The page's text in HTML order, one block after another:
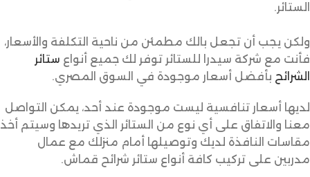
الستائر.
ولكن يجب أن تجعل بالك مطمئن من ناحية التكلفة والأسعار،
فأنت مع شركة سيدرا للستائر توفر لك جميع أنواع ستائر
الشرائح بأفضل أسعار موجودة في السوق المصري.
لديها أسعار تنافسية ليست موجودة عند أحد، يمكن التواصل
معنا والاتفاق على أي نوع من الستائر الذي تريدها وسيتم أخذ
مقاسات النافذة لديك وتوصيلها أمام منزلك مع عمال
مدربين على تركيب كافة أنواع ستائر شرائح قماش.